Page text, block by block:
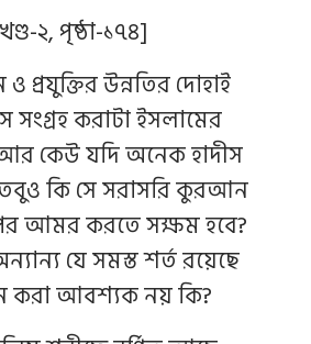
২, পৃষ্ঠা-১৭৪]
প্রযুক্তির উন্নতির দোহাই
সংগ্রহ করাটা ইসলামের
কেউ যদি অনেক হাদীস
তবুও কি সে সরাসরি কুরআন
আমর করতে সক্ষম হবে?
যে সমস্ত শর্ত রয়েছে
করা আবশ্যক নয় কি?